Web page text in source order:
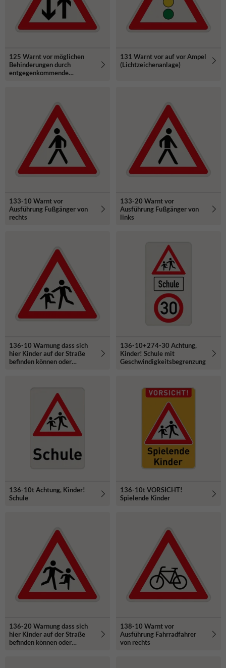
125 Warnt vor möglichen
Behinderungen durch
entgegenkommende
131 Warnt vor auf vor Ampel
(Lichtzeichenanlage)
133-10 Warnt vor
Ausführung Fußgänger von
rechts
133-20 Warnt vor
Ausführung Fußgänger von
links
136-10 Warnung dass sich
hier Kinder auf der Straße
befinden können oder
136-10+274-30 Achtung,
Kinder! Schule mit
Geschwindigkeitsbegrenzung
136-10t Achtung, Kinder!
Schule
136-10t VORSICHT!
Spielende Kinder
136-20 Warnung dass sich
hier Kinder auf der Straße
befinden können oder
138-10 Warnt vor
Ausführung Fahrradfahrer
von rechts